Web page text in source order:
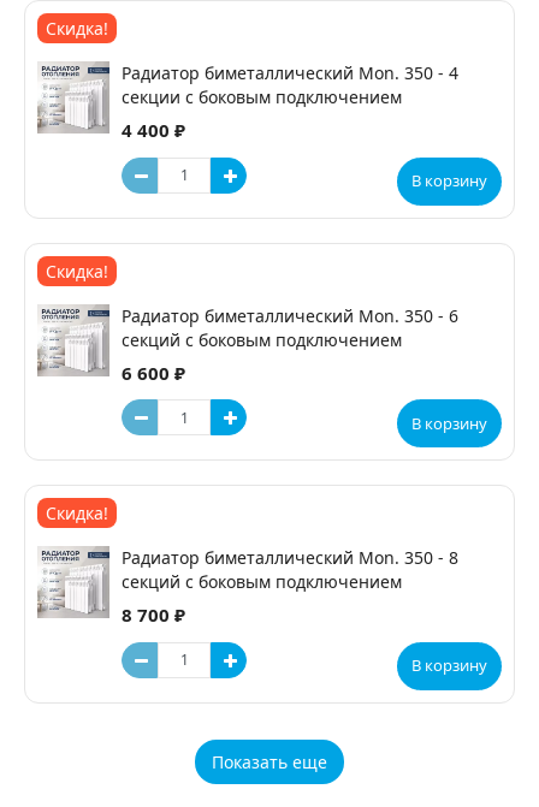
Скидка!
Радиатор биметаллический Mon. 350 - 4
секции c боковым подключением
4 400 ₽
В корзину
Скидка!
Радиатор биметаллический Mon. 350 - 6
секций c боковым подключением
6 600 ₽
В корзину
Скидка!
Радиатор биметаллический Mon. 350 - 8
секций c боковым подключением
8 700 ₽
В корзину
Показать еще